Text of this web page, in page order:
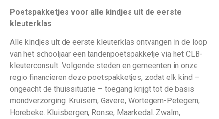
Poetspakketjes voor alle kindjes uit de eerste
kleuterklas
Alle kindjes uit de eerste kleuterklas ontvangen in de loop
van het schooljaar een tandenpoetspakketje via het CLB-
kleuterconsult. Volgende steden en gemeenten in onze
regio financieren deze poetspakketjes, zodat elk kind –
ongeacht de thuissituatie – toegang krijgt tot de basis
mondverzorging: Kruisem, Gavere, Wortegem-Petegem,
Horebeke, Kluisbergen, Ronse, Maarkedal, Zwalm,